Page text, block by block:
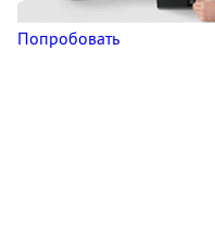
Попробовать